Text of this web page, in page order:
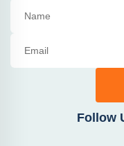
Follow